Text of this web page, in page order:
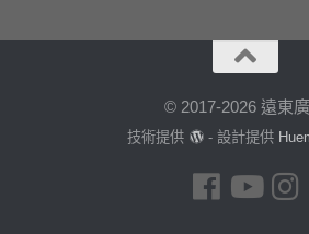
© 2017-2026 遠東
技術提供 - 設計提供